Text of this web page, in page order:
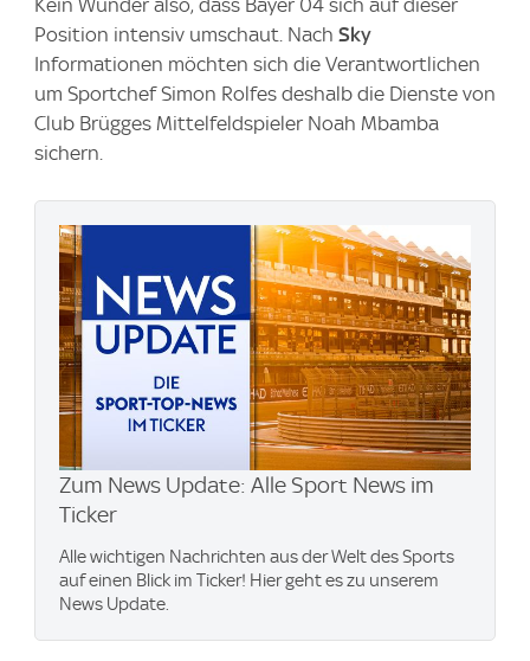
Kein Wunder also, dass Bayer 04 sich auf dieser
Position intensiv umschaut. Nach Sky
Informationen möchten sich die Verantwortlichen
um Sportchef Simon Rolfes deshalb die Dienste von
Club Brügges Mittelfeldspieler Noah Mbamba
sichern.
Zum News Update: Alle Sport News im
Ticker
Alle wichtigen Nachrichten aus der Welt des Sports
auf einen Blick im Ticker! Hier geht es zu unserem
News Update.